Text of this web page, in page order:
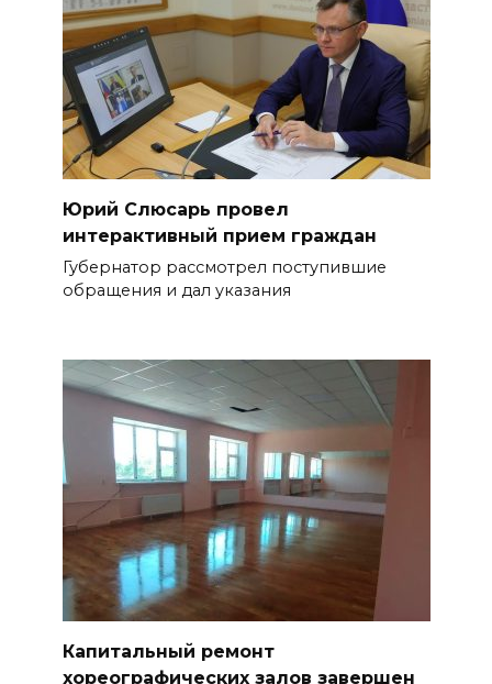
Юрий Слюсарь провел
интерактивный прием граждан
Губернатор рассмотрел поступившие
обращения и дал указания
Капитальный ремонт
хореографических залов завершен